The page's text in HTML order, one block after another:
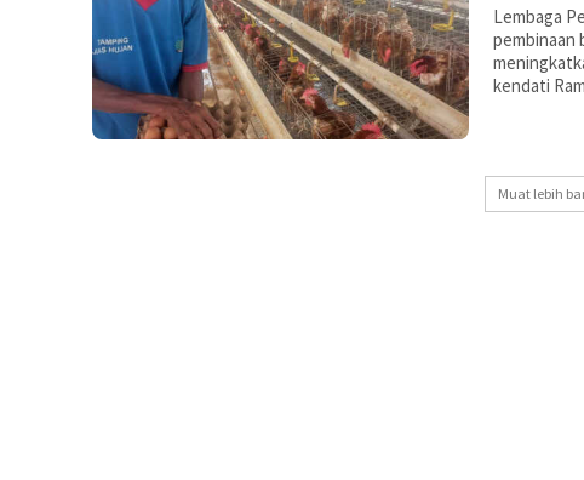
Lembaga
pembinaan
kendati
Muat lebih